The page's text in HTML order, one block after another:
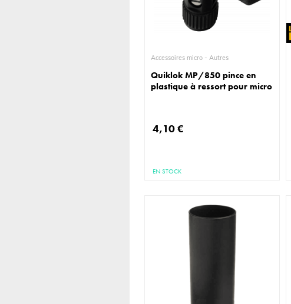
Accessoires micro - Autres
Quiklok MP/850 pince en
plastique à ressort pour micro
4,10 €
EN STOCK